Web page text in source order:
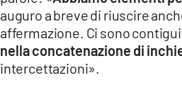
auguro a breve di riuscire
affermazione. Ci sono
nella concatenazione di
intercettazioni».